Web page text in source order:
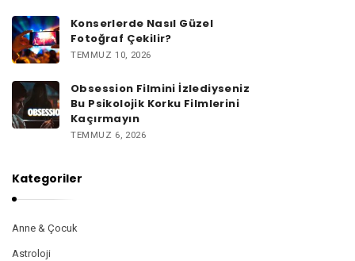
Konserlerde Nasıl Güzel
Fotoğraf Çekilir?
TEMMUZ 10, 2026
Obsession Filmini İzlediyseniz
Bu Psikolojik Korku Filmlerini
Kaçırmayın
TEMMUZ 6, 2026
Kategoriler
Anne & Çocuk
Astroloji